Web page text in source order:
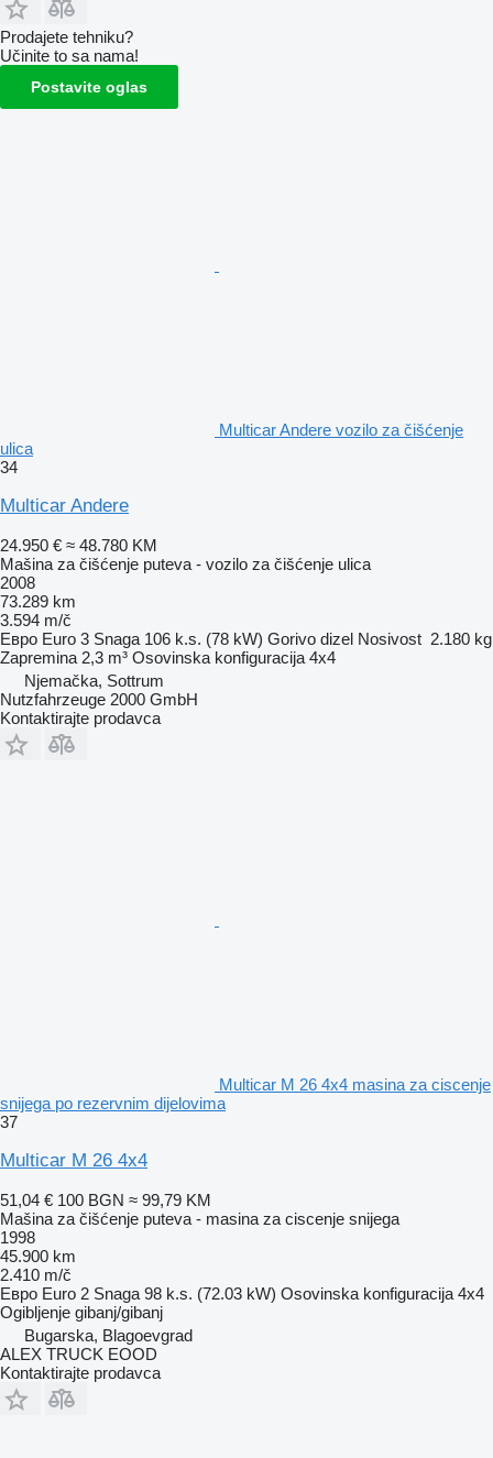
Prodajete tehniku?
Učinite to sa nama!
Postavite oglas
Multicar Andere vozilo za čišćenje
ulica
34
Multicar Andere
24.950 € ≈ 48.780 KM
Mašina za čišćenje puteva - vozilo za čišćenje ulica
2008
73.289 km
3.594 m/č
Евро Euro 3 Snaga 106 k.s. (78 kW) Gorivo dizel Nosivost 2.180 kg
Zapremina 2,3 m³ Osovinska konfiguracija 4x4
Njemačka, Sottrum
Nutzfahrzeuge 2000 GmbH
Kontaktirajte prodavca
Multicar M 26 4x4 masina za ciscenje
snijega po rezervnim dijelovima
37
Multicar M 26 4x4
51,04 € 100 BGN ≈ 99,79 KM
Mašina za čišćenje puteva - masina za ciscenje snijega
1998
45.900 km
2.410 m/č
Евро Euro 2 Snaga 98 k.s. (72.03 kW) Osovinska konfiguracija 4x4
Ogibljenje gibanj/gibanj
Bugarska, Blagoevgrad
ALEX TRUCK EOOD
Kontaktirajte prodavca